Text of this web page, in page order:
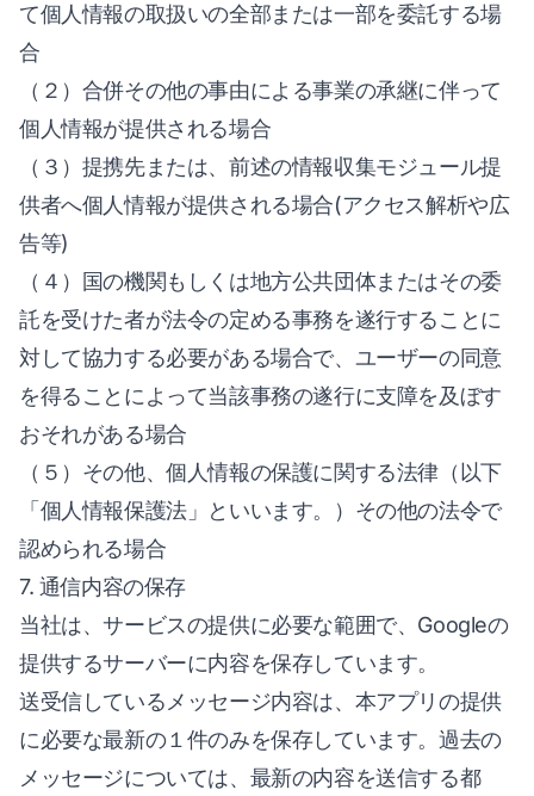
て個人情報の取扱いの全部または一部を委託する場
合
（２）合併その他の事由による事業の承継に伴って
個人情報が提供される場合
（３）提携先または、前述の情報収集モジュール提
供者へ個人情報が提供される場合(アクセス解析や広
告等)
（４）国の機関もしくは地方公共団体またはその委
託を受けた者が法令の定める事務を遂行することに
対して協力する必要がある場合で、ユーザーの同意
を得ることによって当該事務の遂行に支障を及ぼす
おそれがある場合
（５）その他、個人情報の保護に関する法律（以下
「個人情報保護法」といいます。）その他の法令で
認められる場合
7. 通信内容の保存
当社は、サービスの提供に必要な範囲で、Googleの
提供するサーバーに内容を保存しています。
送受信しているメッセージ内容は、本アプリの提供
に必要な最新の１件のみを保存しています。過去の
メッセージについては、最新の内容を送信する都